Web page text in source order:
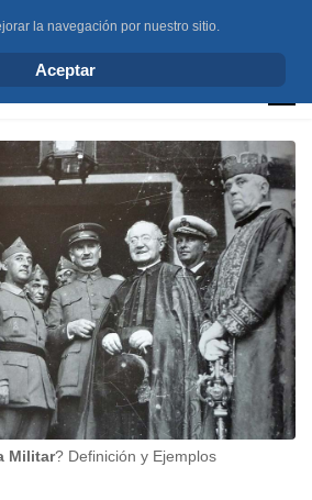
Militar? Definición y Ejemplos
la navegación por nuestro sitio.
Aceptar